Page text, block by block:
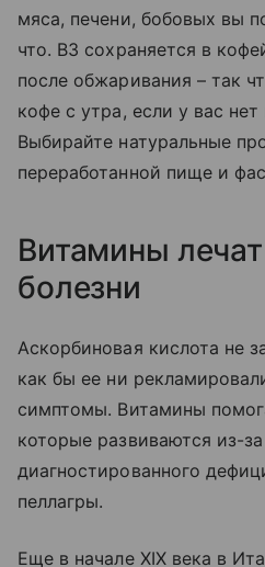
мяса, печени, бобовых вы
что. В3 сохраняется в
после обжаривания – так
кофе с утра, если у вас
Выбирайте натуральные
переработанной пище и
Витамины
болезни
Аскорбиновая кислота не
как бы ее ни
симптомы. Витамины
которые развиваются из-
диагностированного
пеллагры.
Еще в начале XIX века в